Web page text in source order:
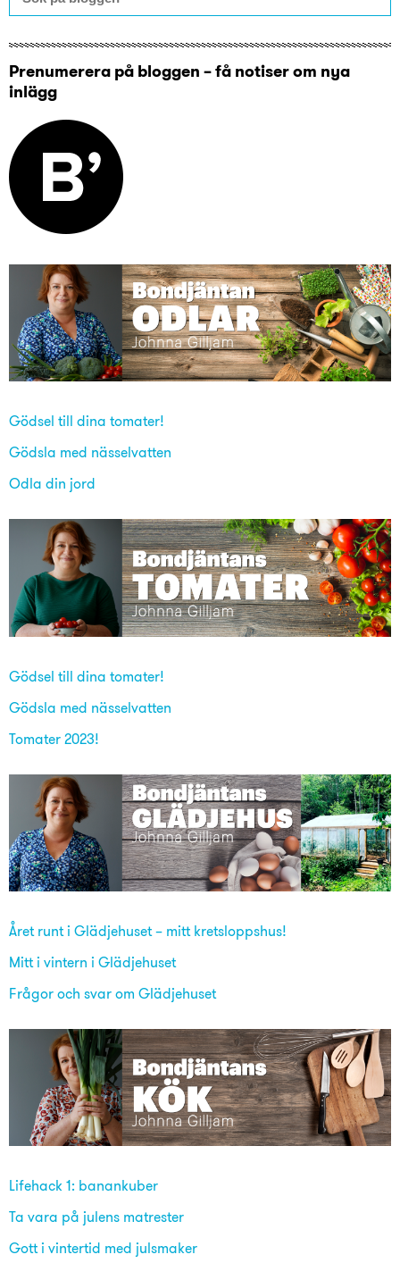
Prenumerera på bloggen – få notiser om nya
inlägg
Gödsel till dina tomater!
Gödsla med nässelvatten
Odla din jord
Gödsel till dina tomater!
Gödsla med nässelvatten
Tomater 2023!
Året runt i Glädjehuset – mitt kretsloppshus!
Mitt i vintern i Glädjehuset
Frågor och svar om Glädjehuset
Lifehack 1: banankuber
Ta vara på julens matrester
Gott i vintertid med julsmaker